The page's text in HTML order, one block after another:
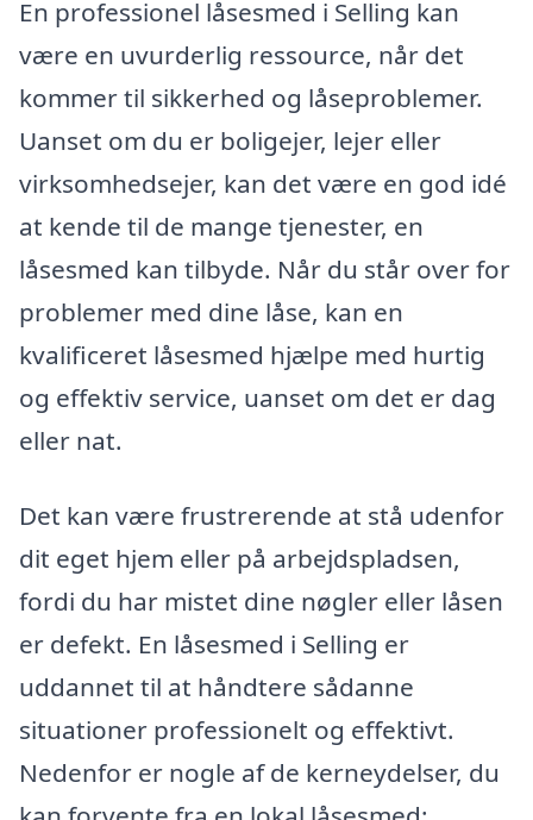
En professionel låsesmed i Selling kan
være en uvurderlig ressource, når det
kommer til sikkerhed og låseproblemer.
Uanset om du er boligejer, lejer eller
virksomhedsejer, kan det være en god idé
at kende til de mange tjenester, en
låsesmed kan tilbyde. Når du står over for
problemer med dine låse, kan en
kvalificeret låsesmed hjælpe med hurtig
og effektiv service, uanset om det er dag
eller nat.
Det kan være frustrerende at stå udenfor
dit eget hjem eller på arbejdspladsen,
fordi du har mistet dine nøgler eller låsen
er defekt. En låsesmed i Selling er
uddannet til at håndtere sådanne
situationer professionelt og effektivt.
Nedenfor er nogle af de kerneydelser, du